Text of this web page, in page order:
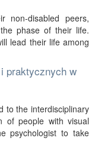
non-disabled peers,
phase of their life.
lead their life among
praktycznych w
to the interdisciplinary
of people with visual
psychologist to take